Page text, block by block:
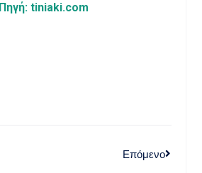
Πηγή: tiniaki.com
Επόμενο